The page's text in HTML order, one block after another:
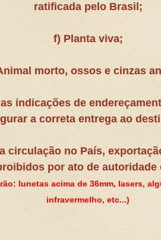
ratificada pelo Brasil;
f) Planta viva;
morto, ossos e cinzas
indicações de
a correta entrega ao
circulação no País,
por ato de autoridade
lunetas acima de 36mm, lasers,
infravermelho, etc...)